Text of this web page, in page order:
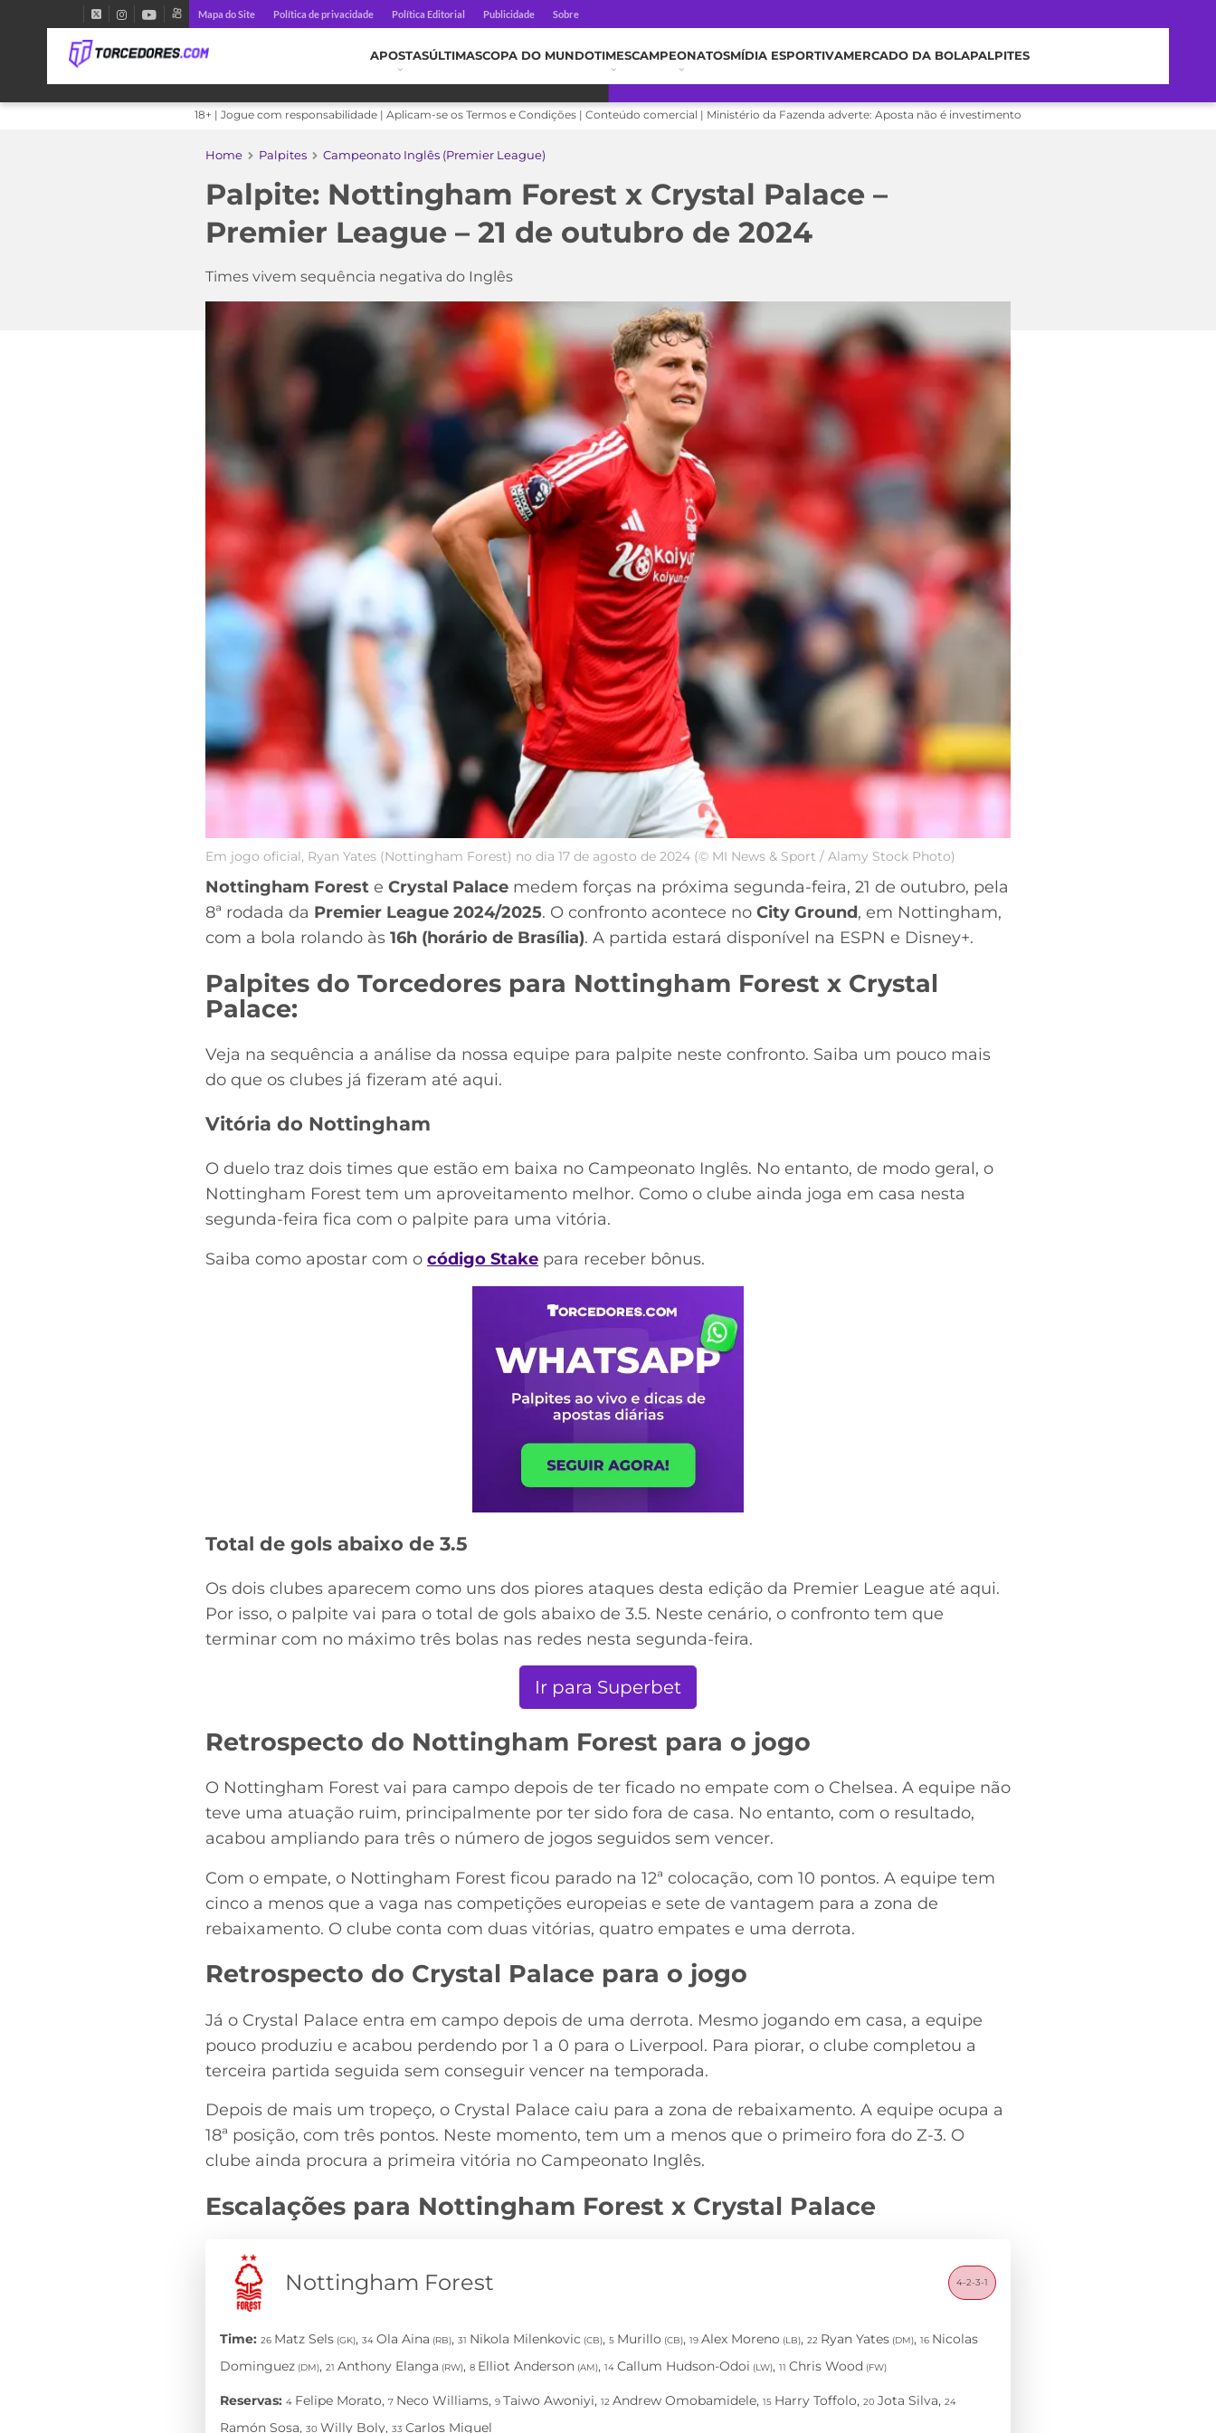
Mapa do Site Política de privacidade Política Editorial Publicidade Sobre
APOSTASÚLTIMASCOPA DO MUNDOTIMESCAMPEONATOSMÍDIA ESPORTIVAMERCADO DA BOLAPALPITES
18+ | Jogue com responsabilidade | Aplicam-se os Termos e Condições | Conteúdo comercial | Ministério da Fazenda adverte: Aposta não é investimento
Home Palpites Campeonato Inglês (Premier League)
Palpite: Nottingham Forest x Crystal Palace –
Premier League – 21 de outubro de 2024
Times vivem sequência negativa do Inglês
Em jogo oficial, Ryan Yates (Nottingham Forest) no dia 17 de agosto de 2024 (© MI News & Sport / Alamy Stock Photo)
Nottingham Forest e Crystal Palace medem forças na próxima segunda-feira, 21 de outubro, pela
8ª rodada da Premier League 2024/2025. O confronto acontece no City Ground, em Nottingham,
com a bola rolando às 16h (horário de Brasília). A partida estará disponível na ESPN e Disney+.
Palpites do Torcedores para Nottingham Forest x Crystal
Palace:
Veja na sequência a análise da nossa equipe para palpite neste confronto. Saiba um pouco mais
do que os clubes já fizeram até aqui.
Vitória do Nottingham
O duelo traz dois times que estão em baixa no Campeonato Inglês. No entanto, de modo geral, o
Nottingham Forest tem um aproveitamento melhor. Como o clube ainda joga em casa nesta
segunda-feira fica com o palpite para uma vitória.
Saiba como apostar com o código Stake para receber bônus.
Total de gols abaixo de 3.5
Os dois clubes aparecem como uns dos piores ataques desta edição da Premier League até aqui.
Por isso, o palpite vai para o total de gols abaixo de 3.5. Neste cenário, o confronto tem que
terminar com no máximo três bolas nas redes nesta segunda-feira.
Ir para Superbet
Retrospecto do Nottingham Forest para o jogo
O Nottingham Forest vai para campo depois de ter ficado no empate com o Chelsea. A equipe não
teve uma atuação ruim, principalmente por ter sido fora de casa. No entanto, com o resultado,
acabou ampliando para três o número de jogos seguidos sem vencer.
Com o empate, o Nottingham Forest ficou parado na 12ª colocação, com 10 pontos. A equipe tem
cinco a menos que a vaga nas competições europeias e sete de vantagem para a zona de
rebaixamento. O clube conta com duas vitórias, quatro empates e uma derrota.
Retrospecto do Crystal Palace para o jogo
Já o Crystal Palace entra em campo depois de uma derrota. Mesmo jogando em casa, a equipe
pouco produziu e acabou perdendo por 1 a 0 para o Liverpool. Para piorar, o clube completou a
terceira partida seguida sem conseguir vencer na temporada.
Depois de mais um tropeço, o Crystal Palace caiu para a zona de rebaixamento. A equipe ocupa a
18ª posição, com três pontos. Neste momento, tem um a menos que o primeiro fora do Z-3. O
clube ainda procura a primeira vitória no Campeonato Inglês.
Escalações para Nottingham Forest x Crystal Palace